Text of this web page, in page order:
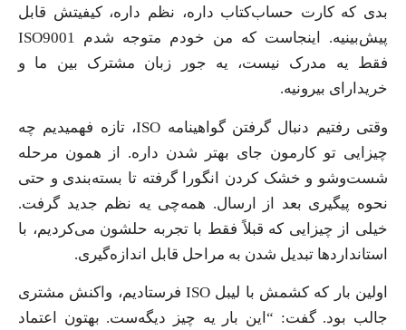
بدی که کارت حساب‌کتاب داره، نظم داره، کیفیتش قابل
پیش‌بینیه. اینجاست که من خودم متوجه شدم ISO9001
فقط یه مدرک نیست، یه جور زبان مشترک بین ما و
خریدارای بیرونیه.
وقتی رفتیم دنبال گرفتن گواهینامه ISO، تازه فهمیدیم چه
چیزایی تو کارمون جای بهتر شدن داره. از همون مرحله
شست‌وشو و خشک کردن انگورا گرفته تا بسته‌بندی و حتی
نحوه پیگیری بعد از ارسال. همه‌چی یه نظم جدید گرفت.
خیلی از چیزایی که قبلاً فقط با تجربه حلشون می‌کردیم، با
استانداردها تبدیل شدن به مراحل قابل اندازه‌گیری.
اولین بار که کشمش با لیبل ISO فرستادیم، واکنش مشتری
جالب بود. گفت: “این بار یه چیز دیگه‌ست. بهتون اعتماد